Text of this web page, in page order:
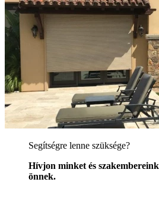
Segítségre lenne szüksége?
Hívjon minket és
önnek.